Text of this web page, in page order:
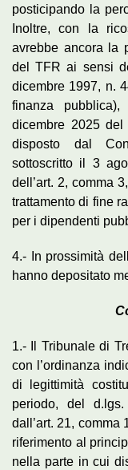
posticipando la
Inoltre, con la
avrebbe ancora la
del TFR ai sensi
dicembre 1997, n.
finanza
dicembre 2025
disposto dal
sottoscritto il 3
dell’art. 2, comma
trattamento di fine
per i dipendenti
4.- In prossimità
hanno depositato
1.- Il Tribunale di
con l’ordinanza
di legittimità
periodo, del
dall’art. 21, comma
riferimento al
nella parte in cui